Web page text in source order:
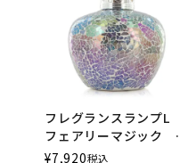
フレグランスランプL
フェアリーマジック
ASHLEIGH&BURWOOD
¥7,920税込